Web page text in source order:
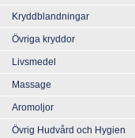
Kryddblandningar
Övriga kryddor
Livsmedel
Massage
Aromoljor
Övrig Hudvård och Hygien